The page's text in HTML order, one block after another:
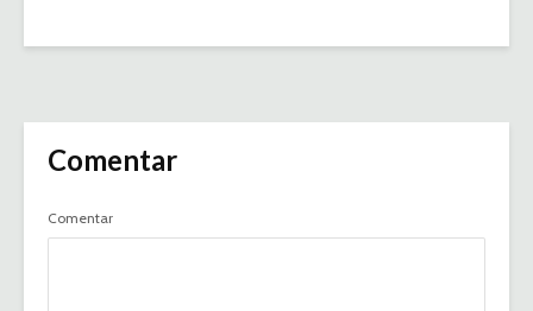
Comentar
Comentar